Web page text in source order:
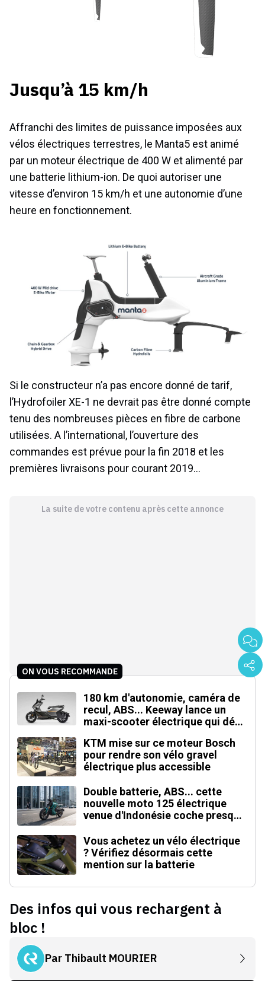
Jusqu’à 15 km/h
Affranchi des limites de puissance imposées aux
vélos électriques terrestres, le Manta5 est animé
par un moteur électrique de 400 W et alimenté par
une batterie lithium-ion. De quoi autoriser une
vitesse d’environ 15 km/h et une autonomie d’une
heure en fonctionnement.
Si le constructeur n’a pas encore donné de tarif,
l’Hydrofoiler XE-1 ne devrait pas être donné compte
tenu des nombreuses pièces en fibre de carbone
utilisées. A l’international, l’ouverture des
commandes est prévue pour la fin 2018 et les
premières livraisons pour courant 2019…
La suite de votre contenu après cette annonce
ON VOUS RECOMMANDE
180 km d'autonomie, caméra de
recul, ABS... Keeway lance un
maxi-scooter électrique qui défie
KTM mise sur ce moteur Bosch
pour rendre son vélo gravel
électrique plus accessible
Double batterie, ABS... cette
nouvelle moto 125 électrique
venue d'Indonésie coche presque
Vous achetez un vélo électrique
? Vérifiez désormais cette
mention sur la batterie
Des infos qui vous rechargent à
bloc !
Par Thibault MOURIER